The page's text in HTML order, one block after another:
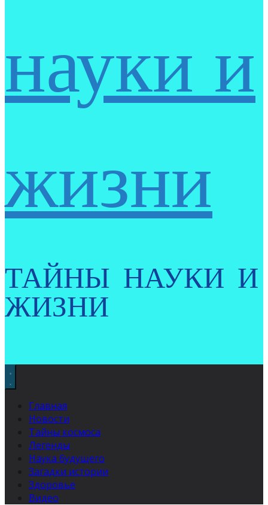
науки и
жизни
ТАЙНЫ НАУКИ И
ЖИЗНИ
Главная
Новости
Тайны космоса
Легенды
Наука будущего
Загадки истории
Здоровье
Видео